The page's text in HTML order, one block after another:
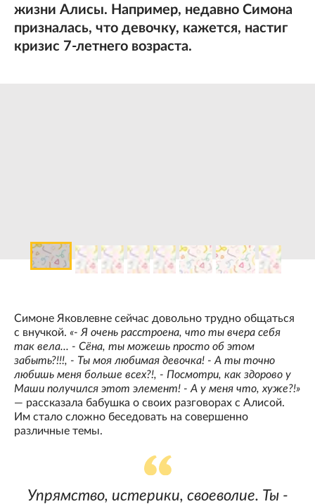
жизни Алисы. Например, недавно Симона
призналась, что девочку, кажется, настиг
кризис 7-летнего возраста.
Симоне Яковлевне сейчас довольно трудно общаться
с внучкой. «- Я очень расстроена, что ты вчера себя
так вела... - Сёна, ты можешь просто об этом
забыть?!!!, - Ты моя любимая девочка! - А ты точно
любишь меня больше всех?!, - Посмотри, как здорово у
Маши получился этот элемент! - А у меня что, хуже?!»
— рассказала бабушка о своих разговорах с Алисой.
Им стало сложно беседовать на совершенно
различные темы.
Упрямство, истерики, своеволие. Ты -